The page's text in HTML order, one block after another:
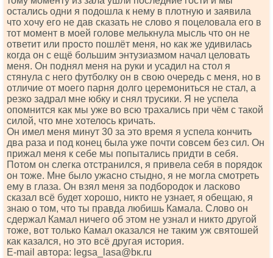
остались одни я подошла к нему в плотную и заявила
что хочу его не дав сказать не слово я поцеловала его в
тот момент в моей голове мелькнула мысль что он не
ответит или просто пошлёт меня, но как же удивилась
когда он с ещё большим энтузиазмом начал целовать
меня. Он поднял меня на руки и усадил на стол я
стянула с него футболку он в свою очередь с меня, но в
отличие от моего парня долго церемониться не стал, а
резко задрал мне юбку и снял трусики. Я не успела
опомнится как мы уже во всю трахались при чём с такой
силой, что мне хотелось кричать.
Он имел меня минут 30 за это время я успела кончить
два раза и под конец была уже почти совсем без сил. Он
прижал меня к себе мы попытались придти в себя.
Потом он слегка отстранился, я привела себя в порядок
он тоже. Мне было ужасно стыдно, я не могла смотреть
ему в глаза. Он взял меня за подбородок и ласково
сказал всё будет хорошо, никто не узнает, я обещаю, я
знаю о том, что ты правда любишь Камала. Слово он
сдержал Камал ничего об этом не узнал и никто другой
тоже, вот только Камал оказался не таким уж святошей
как казался, но это всё другая история.
Е-mаil автора: lеgsа_lаsа@bк.ru